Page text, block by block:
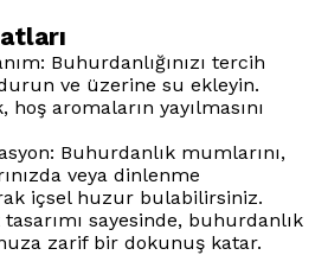
Buhurdanlığınızı tercih
ve üzerine su ekleyin.
aromaların yayılmasını
Buhurdanlık mumlarını,
veya dinlenme
içsel huzur bulabilirsiniz.
tasarımı sayesinde, buhurdanlık
zarif bir dokunuş katar.